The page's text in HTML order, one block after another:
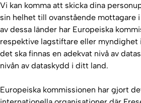
Vi kan komma att skicka dina
sin helhet till ovanstående mottagare
av dessa länder har Europeiska
respektive lagstiftare eller
det ska finnas en adekvat nivå av
nivån av dataskydd i ditt land.
Europeiska kommissionen har gjort